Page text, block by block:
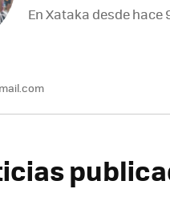
En Xataka desdehace